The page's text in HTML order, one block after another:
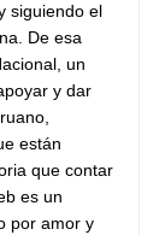
siguiendo el
De esa
un
y dar
están
que contar
es un
por amor y